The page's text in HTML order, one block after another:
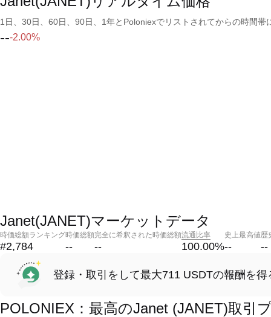
1日、30日、60日、90日、1年とPoloniexでリストされてからの時間
---2.00%
Janet(JANET)マーケットデータ
時価総額ランキング
#2,784
時価総額
--
完全に希釈された時価総額
--
流通比率
100.00%
史上最高値
--
歴
--
登録・取引をして最大711 USDTの報酬を得
POLONIEX：最高のJanet (JANET)取引